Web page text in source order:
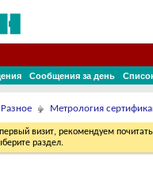
Сообщения за день
Разное Метрология
визит, рекомендуем почитать
раздел.